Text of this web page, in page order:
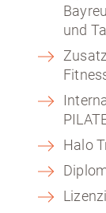
und
Halo